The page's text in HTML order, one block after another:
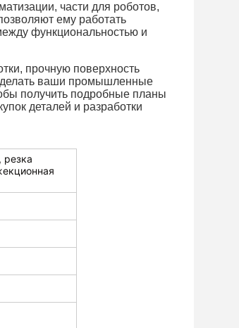
части для роботов,
ему работать
функциональностью и
прочную поверхность
ваши промышленные
получить подробные планы
деталей и разработки
резка